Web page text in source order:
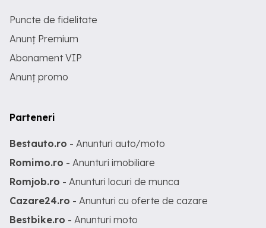
Puncte de fidelitate
Anunț Premium
Abonament VIP
Anunț promo
Parteneri
Bestauto.ro - Anunturi auto/moto
Romimo.ro - Anunturi imobiliare
Romjob.ro - Anunturi locuri de munca
Cazare24.ro - Anunturi cu oferte de cazare
Bestbike.ro - Anunturi moto